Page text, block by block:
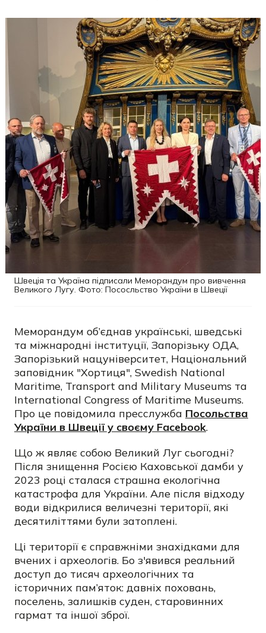
Швеція та Україна підписали Меморандум про вивчення
Великого Лугу. Фото: Пососльство України в Швеції
Меморандум об’єднав українські, шведські
та міжнародні інституції, Запорізьку ОДА,
Запорізький нацуніверситет, Національний
заповідник "Хортиця", Swedish National
Maritime, Transport and Military Museums та
International Congress of Maritime Museums.
Про це повідомила пресслужба Посольства
України в Швеції у своєму Facebook.
Що ж являє собою Великий Луг сьогодні?
Після знищення Росією Каховської дамби у
2023 році сталася страшна екологічна
катастрофа для України. Але після відходу
води відкрилися величезні території, які
десятиліттями були затоплені.
Ці території є справжніми знахідками для
вчених і археологів. Бо з'явився реальний
доступ до тисяч археологічних та
історичних пам’яток: давніх поховань,
поселень, залишків суден, старовинних
гармат та іншої зброї.